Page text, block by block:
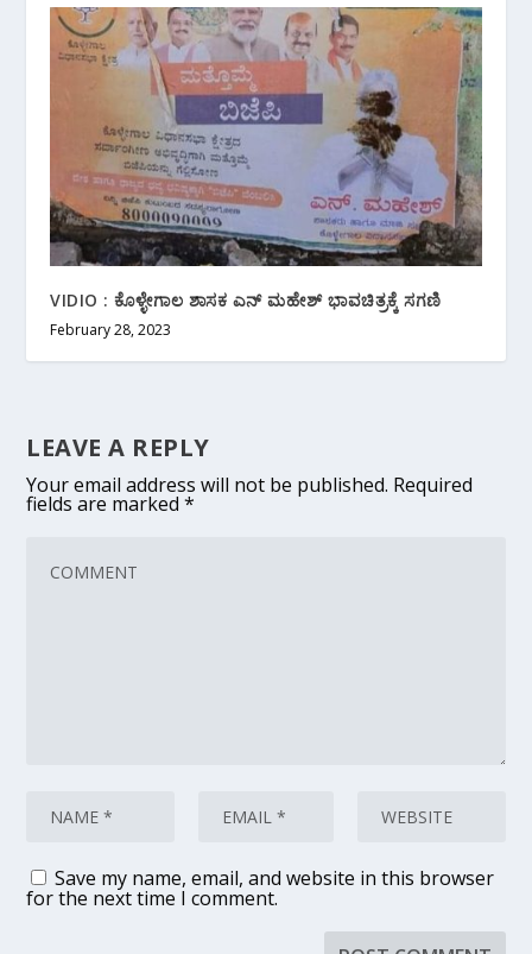
VIDIO : ಕೊಳ್ಳೇಗಾಲ ಶಾಸಕ ಎನ್ ಮಹೇಶ್ ಭಾವಚಿತ್ರಕ್ಕೆ ಸಗಣಿ
February 28, 2023
LEAVE A REPLY
Your email address will not be published. Required
fields are marked*
Save my name, email, and website in this browser
for the next time I comment.